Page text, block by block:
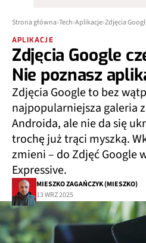
Strona główna Tech Aplikacje
APLIKACJE
Zdjęcia Google
Nie poznasz
Zdjęcia Google to bez
najpopularniejsza galeria
Androida, ale nie da się
trochę już trąci myszką.
zmieni – do Zdjęć Google
Expressive.
MIESZKO ZAGAŃCZYK (MIESZKO)
13 WRZ 2025